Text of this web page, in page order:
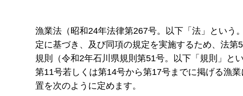
漁業法（昭和24年法律第267号。以下「法」という
定に基づき、及び同項の規定を実施するため、法
規則（令和2年石川県規則第51号。以下「規則」と
第11号若しくは第14号から第17号までに掲げる漁
置を次のように定めます。